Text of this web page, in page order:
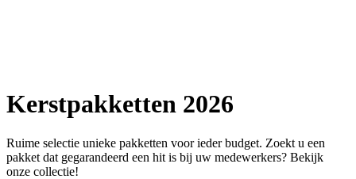
Kerstpakketten 2026
Ruime selectie unieke pakketten voor ieder budget. Zoekt u een
pakket dat gegarandeerd een hit is bij uw medewerkers? Bekijk
onze collectie!